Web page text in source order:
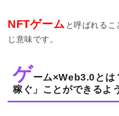
NFTゲーム と呼ばれるこ
じ意味です。
ゲーム×Web3.0とは
稼ぐ」ことができるよ